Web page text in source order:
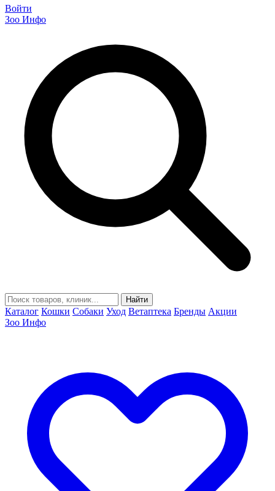
Войти
Зоо Инфо
Найти
Каталог Кошки Собаки Уход Ветаптека Бренды Акции
Зоо Инфо